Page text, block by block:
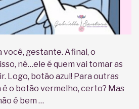
você, gestante. Afinal, o
né…ele é quem vai tomar as
Logo, botão azul! Para outras
é o botão vermelho, certo? Mas
é bem …